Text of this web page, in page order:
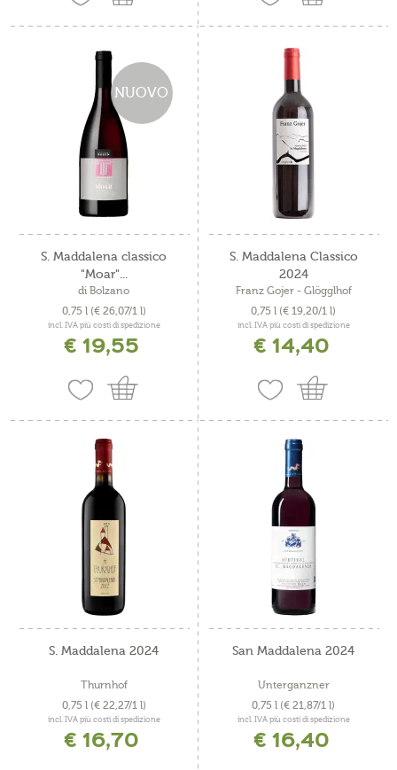
NUOVO
S. Maddalena classico
"Moar"...
di Bolzano
0,75 l (€ 26,07/1 l)
incl. IVA più costi di spedizione
€ 19,55
S. Maddalena Classico
2024
Franz Gojer - Glögglhof
0,75 l (€ 19,20/1 l)
incl. IVA più costi di spedizione
€ 14,40
S. Maddalena 2024
Thurnhof
0,75 l (€ 22,27/1 l)
incl. IVA più costi di spedizione
€ 16,70
San Maddalena 2024
Unterganzner
0,75 l (€ 21,87/1 l)
incl. IVA più costi di spedizione
€ 16,40